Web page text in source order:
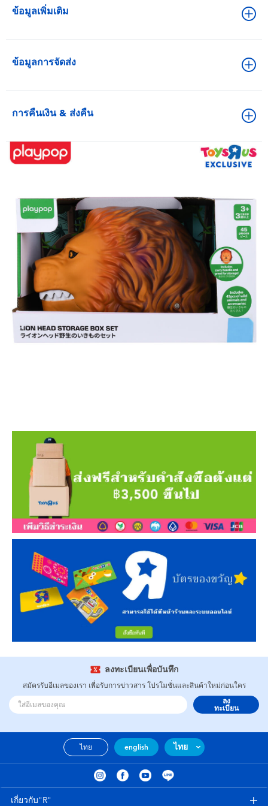
ข้อมูลเพิ่มเติม
ข้อมูลการจัดส่ง
การคืนเงิน & ส่งคืน
ลงทะเบียนเพื่อบันทึก
สมัครรับอีเมลของเรา เพื่อรับการข่าวสาร โปรโมชั่นและสินค้าใหม่ก่อนใคร
ลง
ทะเบียน
ไทย english ไทย
เกี่ยวกับ"R"